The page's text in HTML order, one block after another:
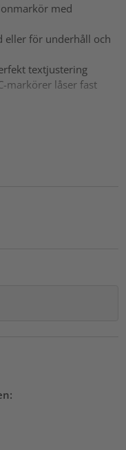
med
eller för underhåll och
textjustering
markörer låser fast